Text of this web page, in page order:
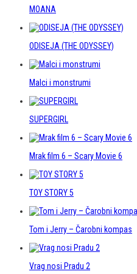
MOANA
ODISEJA (THE ODYSSEY)
Malci i monstrumi
SUPERGIRL
Mrak film 6 – Scary Movie 6
TOY STORY 5
Tom i Jerry – Čarobni kompas
Vrag nosi Pradu 2